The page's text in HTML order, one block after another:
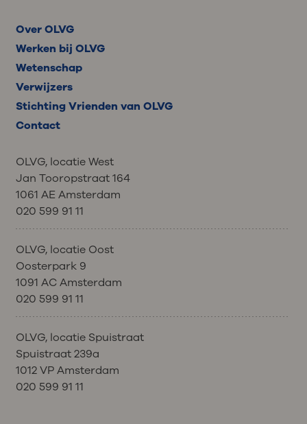
Over OLVG
Werken bij OLVG
Wetenschap
Verwijzers
Stichting Vrienden van OLVG
Contact
OLVG, locatie West
Jan Tooropstraat 164
1061 AE Amsterdam
020 599 91 11
OLVG, locatie Oost
Oosterpark 9
1091 AC Amsterdam
020 599 91 11
OLVG, locatie Spuistraat
Spuistraat 239a
1012 VP Amsterdam
020 599 91 11